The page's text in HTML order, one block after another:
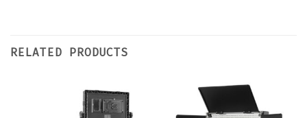
RELATED PRODUCTS